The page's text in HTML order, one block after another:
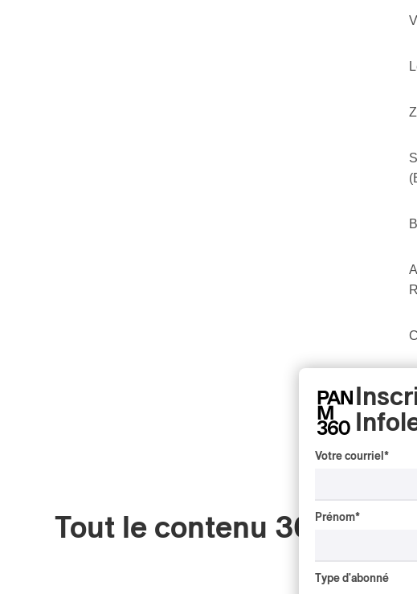
Tout le contenu 360
Votre courriel *
Prénom*
Type d'abonné